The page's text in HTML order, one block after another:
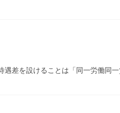
差を設けることは「同一労働同